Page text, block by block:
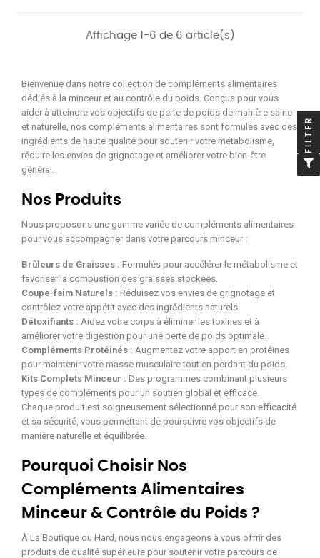
Affichage 1-6 de 6 article(s)
Bienvenue dans notre collection de compléments alimentaires
dédiés à la minceur et au contrôle du poids. Conçus pour vous
aider à atteindre vos objectifs de perte de poids de manière saine
et naturelle, nos compléments alimentaires sont formulés avec des
ingrédients de haute qualité pour soutenir votre métabolisme,
réduire les envies de grignotage et améliorer votre bien-être
général.
Nos Produits
Nous proposons une gamme variée de compléments alimentaires
pour vous accompagner dans votre parcours minceur :
Brûleurs de Graisses : Formulés pour accélérer le métabolisme et
favoriser la combustion des graisses stockées.
Coupe-faim Naturels : Réduisez vos envies de grignotage et
contrôlez votre appétit avec des ingrédients naturels.
Détoxifiants : Aidez votre corps à éliminer les toxines et à
améliorer votre digestion pour une perte de poids optimale.
Compléments Protéinés : Augmentez votre apport en protéines
pour maintenir votre masse musculaire tout en perdant du poids.
Kits Complets Minceur : Des programmes combinant plusieurs
types de compléments pour un soutien global et efficace.
Chaque produit est soigneusement sélectionné pour son efficacité
et sa sécurité, vous permettant de poursuivre vos objectifs de
manière naturelle et équilibrée.
Pourquoi Choisir Nos
Compléments Alimentaires
Minceur & Contrôle du Poids ?
À La Boutique du Hard, nous nous engageons à vous offrir des
produits de qualité supérieure pour soutenir votre parcours de
FILTER